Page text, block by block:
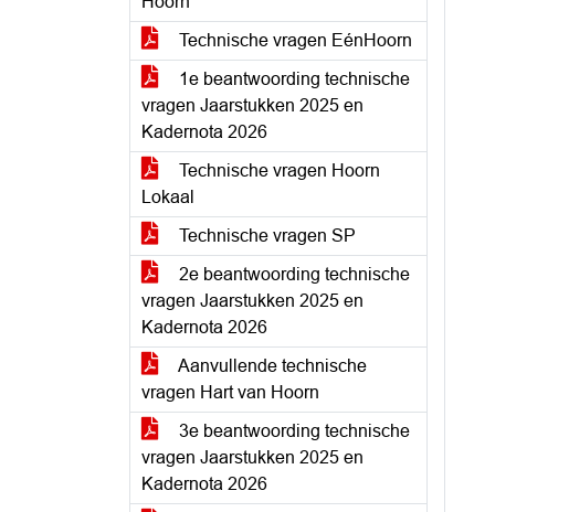
Technische vragen EénHoorn
1e beantwoording technische
vragen Jaarstukken 2025 en
Kadernota 2026
Technische vragen Hoorn
Lokaal
Technische vragen SP
2e beantwoording technische
vragen Jaarstukken 2025 en
Kadernota 2026
Aanvullende technische
vragen Hart van Hoorn
3e beantwoording technische
vragen Jaarstukken 2025 en
Kadernota 2026